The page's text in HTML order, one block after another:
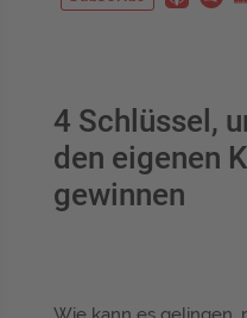
4 Schlüssel,
den eigenen
gewinnen